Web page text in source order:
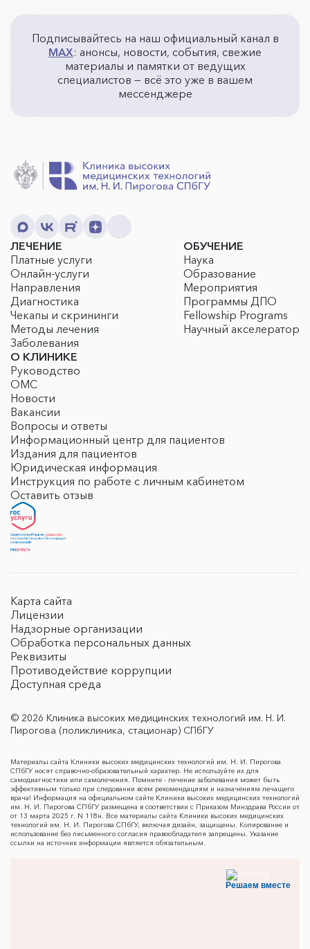
Подписывайтесь на наш официальный канал в
MAX: анонсы, новости, события, свежие
материалы и памятки от ведущих
специалистов — всё это уже в вашем
мессенджере
ЛЕЧЕНИЕ
Платные услуги
Онлайн-услуги
Направления
Диагностика
Чекапы и скрининги
Методы лечения
Заболевания
ОБУЧЕНИЕ
Наука
Образование
Мероприятия
Программы ДПО
Fellowship Programs
Научный акселератор
О КЛИНИКЕ
Руководство
ОМС
Новости
Вакансии
Вопросы и ответы
Информационный центр для пациентов
Издания для пациентов
Юридическая информация
Инструкция по работе с личным кабинетом
Оставить отзыв
Карта сайта
Лицензии
Надзорные организации
Обработка персональных данных
Реквизиты
Противодействие коррупции
Доступная среда
© 2026 Клиника высоких медицинских технологий им. Н. И.
Пирогова (поликлиника, стационар) СПбГУ
Материалы сайта Клиники высоких медицинских технологий им. Н. И. Пирогова
СПбГУ носят справочно-образовательный характер. Не используйте их для
самодиагностики или самолечения. Помните - лечение заболевания может быть
эффективным только при следовании всем рекомендациям и назначениям лечащего
врача! Информация на официальном сайте Клиники высоких медицинских технологий
им. Н. И. Пирогова СПбГУ размещена в соответствии с Приказом Минздрава России от
от 13 марта 2025 г. N 118н. Все материалы сайта Клиники высоких медицинских
технологий им. Н. И. Пирогова СПбГУ, включая дизайн, защищены. Копирование и
использование без письменного согласия правообладателя запрещены. Указание
ссылки на источник информации является обязательным.
Решаем вместе